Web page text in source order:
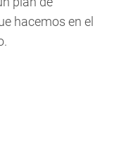
hacemos en el